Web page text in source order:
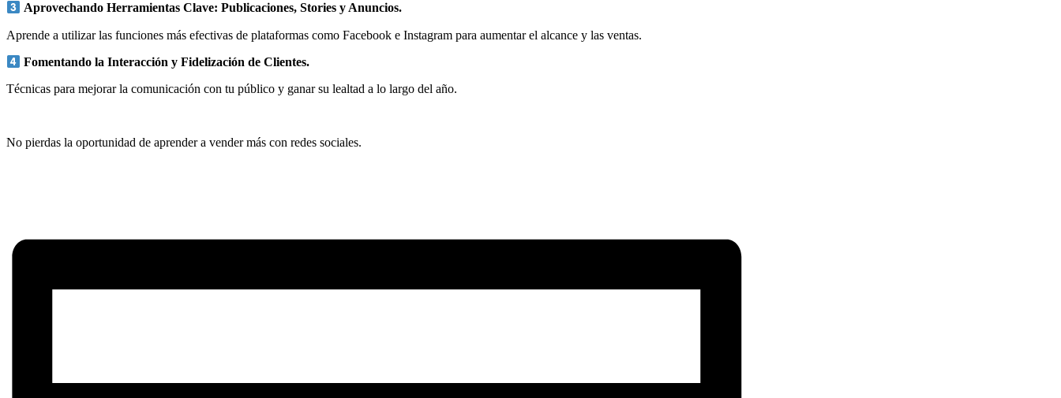
Aprovechando Herramientas Clave: Publicaciones, Stories y Anuncios.
Aprende a utilizar las funciones más efectivas de plataformas como Facebook e Instagram para aumentar el alcance y las ventas.
Fomentando la Interacción y Fidelización de Clientes.
Técnicas para mejorar la comunicación con tu público y ganar su lealtad a lo largo del año.
No pierdas la oportunidad de aprender a vender más con redes sociales.